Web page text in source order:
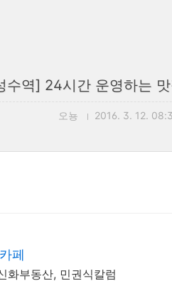
수역] 24시간 운영하는
오뇽 2016. 3. 12.
페
화부동산, 민권식칼럼